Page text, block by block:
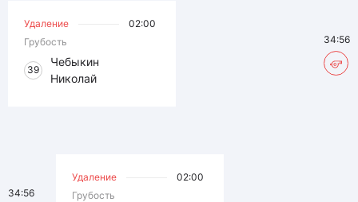
Удаление
02:00
Грубость
39
Чебыкин
Николай
34:56
Удаление
02:00
Грубость
34:56